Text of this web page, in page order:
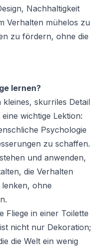
Nachhaltigkeit
Verhalten mühelos zu
zu fördern, ohne die
lernen?
kleines, skurriles Detail
wichtige Lektion:
Psychologie
zu schaffen.
und anwenden,
die Verhalten
ohne
Fliege in einer Toilette
nicht nur Dekoration;
die Welt ein wenig